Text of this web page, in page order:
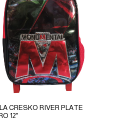
CRESKO RIVER PLATE
12"